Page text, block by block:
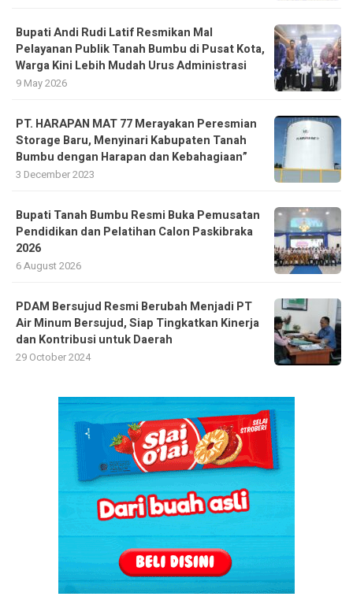
Bupati Andi Rudi Latif Resmikan Mal
Pelayanan Publik Tanah Bumbu di Pusat Kota,
Warga Kini Lebih Mudah Urus Administrasi
9 May 2026
PT. HARAPAN MAT 77 Merayakan Peresmian
Storage Baru, Menyinari Kabupaten Tanah
Bumbu dengan Harapan dan Kebahagiaan”
3 December 2023
Bupati Tanah Bumbu Resmi Buka Pemusatan
Pendidikan dan Pelatihan Calon Paskibraka
2026
6 August 2026
PDAM Bersujud Resmi Berubah Menjadi PT
Air Minum Bersujud, Siap Tingkatkan Kinerja
dan Kontribusi untuk Daerah
29 October 2024